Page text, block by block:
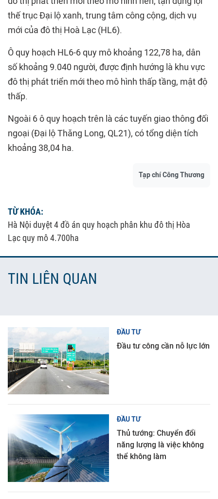
thế trục Đại lộ xanh, trung tâm công cộng, dịch vụ
mới của đô thị Hoà Lạc (HL6).
Ô quy hoạch HL6-6 quy mô khoảng 122,78 ha, dân
số khoảng 9.040 người, được định hướng là khu vực
đô thị phát triển mới theo mô hình thấp tầng, mật độ
thấp.
Ngoài 6 ô quy hoạch trên là các tuyến giao thông đối
ngoại (Đại lộ Thăng Long, QL21), có tổng diện tích
khoảng 38,04 ha.
Tạp chí Công Thương
TỪ KHÓA:
Hà Nội duyệt 4 đồ án quy hoạch phân khu đô thị Hòa
Lạc quy mô 4.700ha
TIN LIÊN QUAN
ĐẦU TƯ
Đầu tư công cần nỗ lực lớn
ĐẦU TƯ
Thủ tướng: Chuyển đổi
năng lượng là việc không
thể không làm